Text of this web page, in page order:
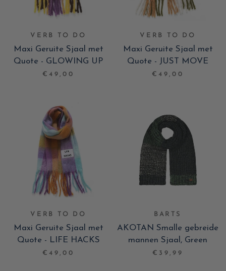
VERB TO DO
Maxi Geruite Sjaal met
Quote - GLOWING UP
€49,00
VERB TO DO
Maxi Geruite Sjaal met
Quote - JUST MOVE
€49,00
VERB TO DO
Maxi Geruite Sjaal met
Quote - LIFE HACKS
€49,00
BARTS
AKOTAN Smalle gebreide
mannen Sjaal, Green
€39,99